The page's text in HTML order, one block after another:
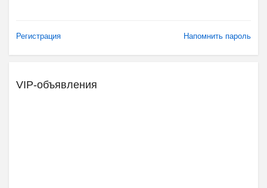
Регистрация Напомнить пароль
VIP-объявления